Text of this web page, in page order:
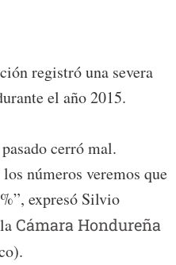
registró una severa
el año 2015.
cerró mal.
números veremos que
expresó Silvio
Cámara Hondureña